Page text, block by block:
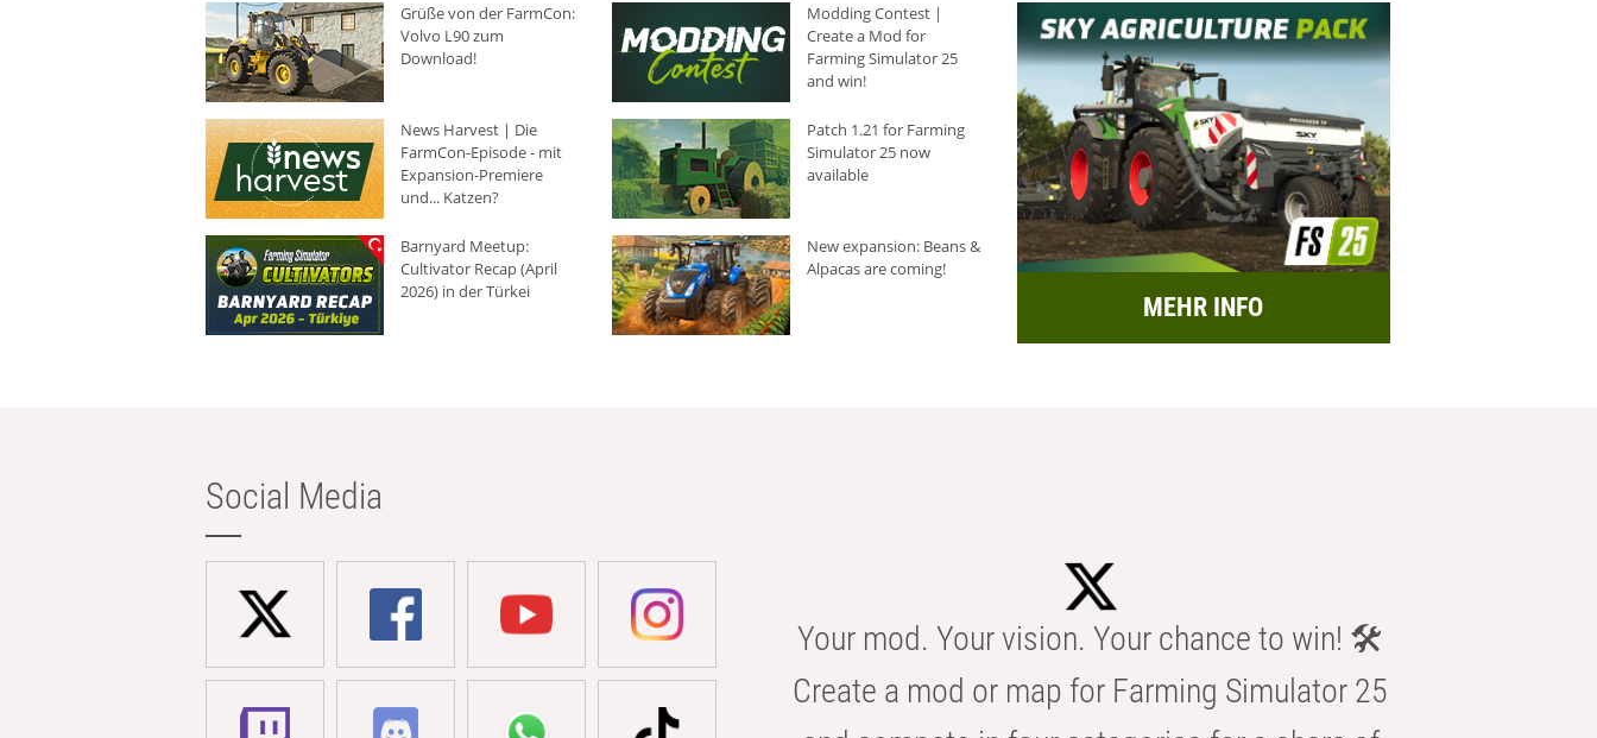
Grüße von der FarmCon:
Volvo L90 zum
Download!
Modding Contest |
Create a Mod for
Farming Simulator 25
and win!
News Harvest | Die
FarmCon-Episode - mit
Expansion-Premiere
und... Katzen?
Patch 1.21 for Farming
Simulator 25 now
available
Barnyard Meetup:
Cultivator Recap (April
2026) in der Türkei
New expansion: Beans &
Alpacas are coming!
MEHR INFO
Social Media
Your mod. Your vision. Your chance to win! 🛠️
Create a mod or map for Farming Simulator 25